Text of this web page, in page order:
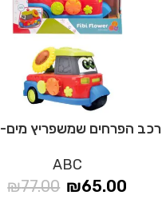
רכב הפרחים שמשפריץ מים-
ABC
₪77.00 ₪65.00